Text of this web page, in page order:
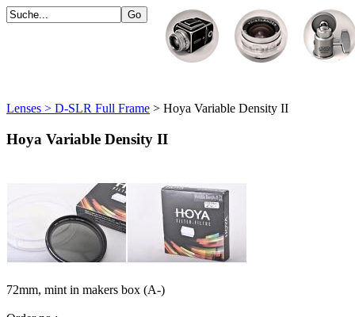
Lenses > D-SLR Full Frame > Hoya Variable Density II
Hoya Variable Density II
72mm, mint in makers box (A-)